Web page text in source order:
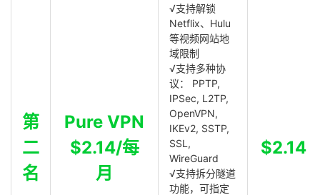
第
二
名
Pure VPN
$2.14/每
月
√支持解锁
Netflix、Hulu
等视频网站地
域限制
√支持多种协
议： PPTP,
IPSec, L2TP,
OpenVPN,
IKEv2, SSTP,
SSL,
WireGuard
√支持拆分隧道
功能，可指定
$2.14